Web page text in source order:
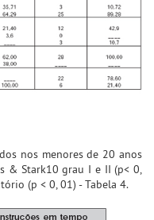
nos menores de 20 anos
& Stark10 grau I e II (p< 0,
(p < 0, 01) - Tabela 4.